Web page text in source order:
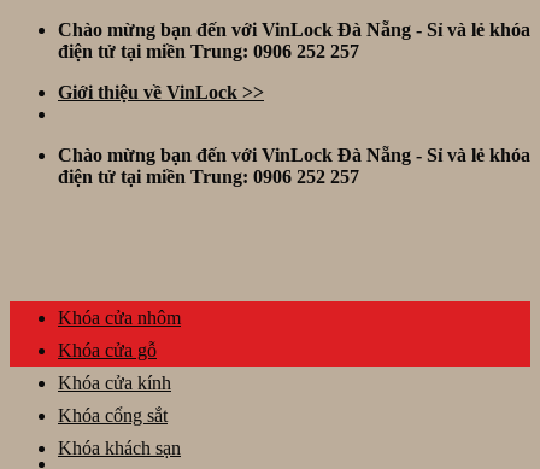
Skip
Chào mừng bạn đến với VinLock Đà Nẵng - Sỉ và lẻ khóa
điện tử tại miền Trung: 0906 252 257
Giới thiệu về VinLock >>
Chào mừng bạn đến với VinLock Đà Nẵng - Sỉ và lẻ khóa
điện tử tại miền Trung: 0906 252 257
Khóa cửa nhôm
Khóa cửa gỗ
Khóa cửa kính
Khóa cổng sắt
Khóa khách sạn